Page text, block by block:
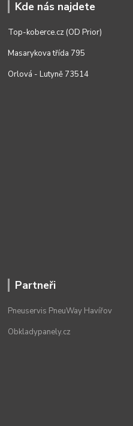
Kde nás najdete
Top-koberce.cz (OD Prior)
Masarykova třída 795
Orlová - Lutyně 73514
Partneři
Pneuservis PneuWay Havířov
Obkladypanely.cz